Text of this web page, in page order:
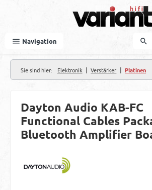
Navigation
Sie sind hier: Elektronik | Verstärker | Platinen
Dayton Audio KAB-FC
Functional Cables
Bluetooth Amplifier